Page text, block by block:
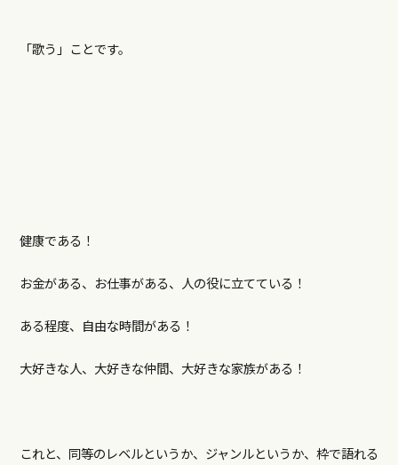
「歌う」ことです。
健康である！
お金がある、お仕事がある、人の役に立てている！
ある程度、自由な時間がある！
大好きな人、大好きな仲間、大好きな家族がある！
これと、同等のレベルというか、ジャンルというか、枠で語れる